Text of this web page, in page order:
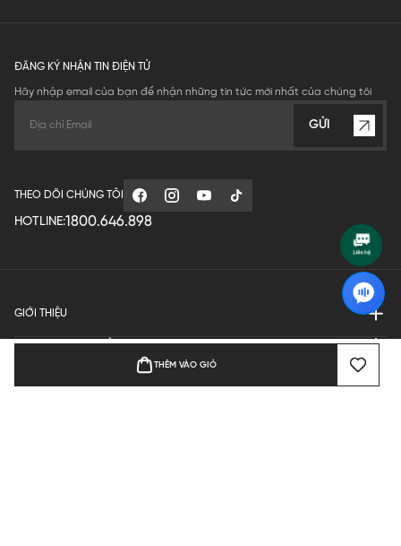
THÊM VÀO GIỎ
ĐĂNG KÝ NHẬN TIN ĐIỆN TỬ
Hãy nhập email của bạn để nhận những tin tức mới nhất của chúng tôi
GỬI
THEO DÕI CHÚNG TÔI
HOTLINE:1800.646.898
GIỚI THIỆU
QUY ĐỊNH HOẠT ĐỘNG